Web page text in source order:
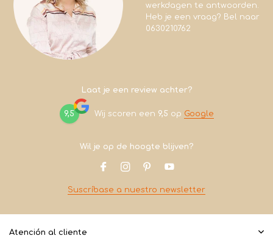
werkdagen te antwoorden.
Heb je een vraag? Bel naar
0630210762
Laat je een review achter?
9,5 Wij scoren een 9,5 op Google
Wil je op de hoogte blijven?
Suscríbase a nuestro newsletter
Atención al cliente